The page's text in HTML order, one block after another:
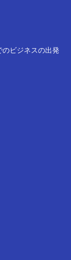
ビジネスの出発